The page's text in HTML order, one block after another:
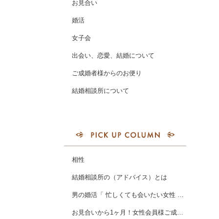
お見合い
婚活
女子会
出会い、恋愛、結婚について
ご成婚者様からのお便り
結婚相談所について
相性
結婚相談所の（アドバイス）とは
男の婚活「 忙しくても会いたい女性 」とは
お見合いから1ヶ月！女性会員様ご成婚❤